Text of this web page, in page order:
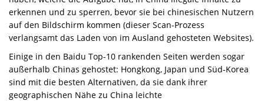
erkennen und zu sperren, bevor sie bei chinesischen Nutzern
auf den Bildschirm kommen (dieser Scan-Prozess
verlangsamt das Laden von im Ausland gehosteten Websites).
Einige in den Baidu Top-10 rankenden Seiten werden sogar
außerhalb Chinas gehostet: Hongkong, Japan und Süd-Korea
sind mit die besten Alternativen, da sie dank ihrer
geographischen Nähe zu China leichte